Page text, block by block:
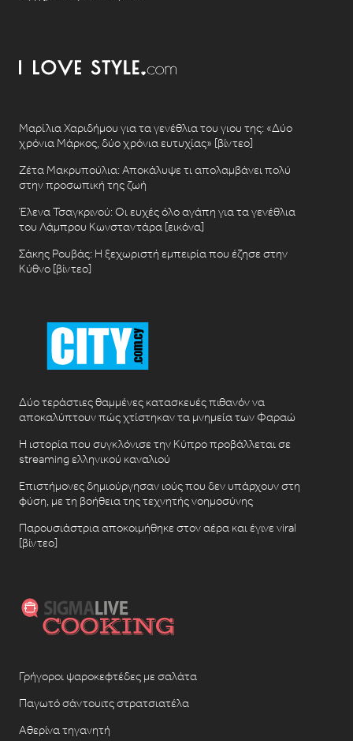
Μαρίλια Χαριδήμου για τα γενέθλια του γιου της: «Δύο
χρόνια Μάρκος, δύο χρόνια ευτυχίας» [βίντεο]
Ζέτα Μακρυπούλια: Αποκάλυψε τι απολαμβάνει πολύ
στην προσωπική της ζωή
Έλενα Τσαγκρινού: Οι ευχές όλο αγάπη για τα γενέθλια
του Λάμπρου Κωνσταντάρα [εικόνα]
Σάκης Ρουβάς: Η ξεχωριστή εμπειρία που έζησε στην
Κύθνο [βίντεο]
Δύο τεράστιες θαμμένες κατασκευές πιθανόν να
αποκαλύπτουν πώς χτίστηκαν τα μνημεία των Φαραώ
Η ιστορία που συγκλόνισε την Κύπρο προβάλλεται σε
streaming ελληνικού καναλιού
Επιστήμονες δημιούργησαν ιούς που δεν υπάρχουν στη
φύση, με τη βοήθεια της τεχνητής νοημοσύνης
Παρουσιάστρια αποκοιμήθηκε στον αέρα και έγινε viral
[βίντεο]
Γρήγοροι ψαροκεφτέδες με σαλάτα
Παγωτό σάντουιτς στρατσιατέλα
Αθερίνα τηγανητή